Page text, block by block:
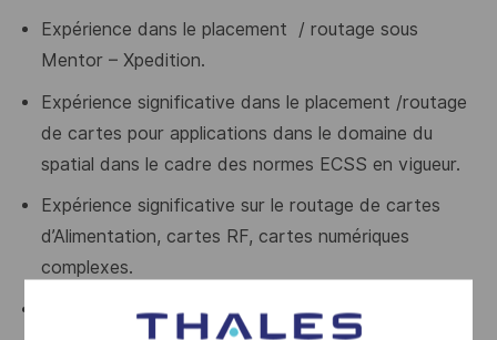
Expérience dans le placement / routage sous
Mentor – Xpedition.
Expérience significative dans le placement /routage
de cartes pour applications dans le domaine du
spatial dans le cadre des normes ECSS en vigueur.
Expérience significative sur le routage de cartes
d’Alimentation, cartes RF, cartes numériques
complexes.
Expérience sur le routage de PCBs incluant des